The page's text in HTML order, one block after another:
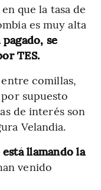
que la tasa de
es muy alta
pagado, se
TES.
comillas,
supuesto
de interés son
Velandia.
está llamando la
venido